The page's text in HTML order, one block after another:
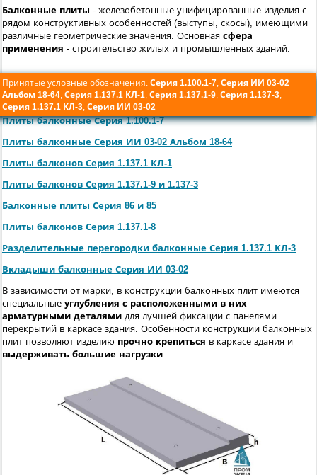
Балконные плиты - железобетонные унифицированные изделия с
рядом конструктивных особенностей (выступы, скосы), имеющими
различные геометрические значения. Основная сфера
применения - строительство жилых и промышленных зданий.
Принятые условные обозначения: Серия 1.100.1-7, Серия ИИ 03-02
Альбом 18-64, Серия 1.137.1 КЛ-1, Серия 1.137.1-9, Серия 1.137-3,
Серия 1.137.1 КЛ-3, Серия ИИ 03-02
Плиты балконные Серия 1.100.1-7
Плиты балконные Серия ИИ 03-02 Альбом 18-64
Плиты балконов Серия 1.137.1 КЛ-1
Плиты балконов Серия 1.137.1-9 и 1.137-3
Балконные плиты Серия 86 и 85
Плиты балконов Серия 1.137.1-8
Разделительные перегородки балконные Серия 1.137.1 КЛ-3
Вкладыши балконные Серия ИИ 03-02
В зависимости от марки, в конструкции балконных плит имеются
специальные углубления с расположенными в них
арматурными деталями для лучшей фиксации с панелями
перекрытий в каркасе здания. Особенности конструкции балконных
плит позволяют изделию прочно крепиться в каркасе здания и
выдерживать большие нагрузки.